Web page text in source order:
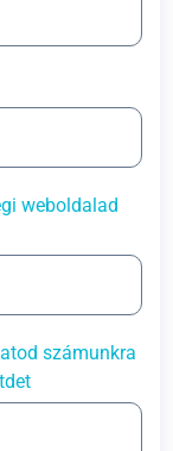
weboldalad
számunkra